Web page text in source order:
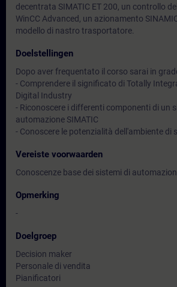
decentrata SIMATIC ET 200, un controllo
WinCC Advanced, un azionamento
modello di nastro trasportatore.
Doelstellingen
Dopo aver frequentato il corso sarai in
- Comprendere il significato di Totally
Digital Industry
- Riconoscere i differenti componenti di un
automazione SIMATIC
- Conoscere le potenzialità dell'ambiente di
Vereiste voorwaarden
Conoscenze base dei sistemi di
Opmerking
-
Doelgroep
Decision maker
Personale di vendita
Pianificatori